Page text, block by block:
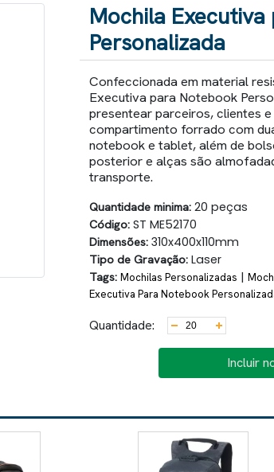
Mochila
Personalizada
Confeccionada em material
Executiva para Notebook
presentear parceiros, clientes
compartimento forrado com
notebook e tablet, além de
posterior e alças são
transporte.
Quantidade minima: 20 peças
Código: ST ME52170
Dimensões: 310x400x110mm
Tipo de Gravação: Laser
Tags: Mochilas Personalizadas |
Executiva Para Notebook
Quantidade:
Incluir